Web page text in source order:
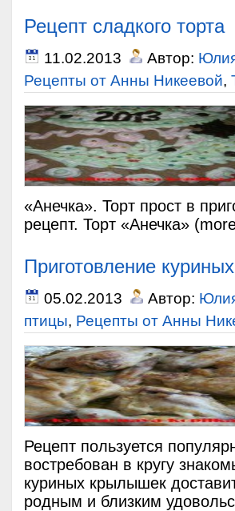
Рецепт сладкого торта
11.02.2013 Автор:
Рецепты от Анны Никеевой,
«Анечка». Торт прост в
рецепт. Торт «Анечка»
Приготовление
05.02.2013 Автор:
птицы, Рецепты от Анны
Рецепт пользуется
востребован в кругу
куриных крылышек
родным и близким